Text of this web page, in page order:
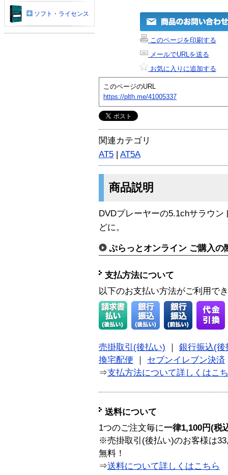
このページを印刷する
メールでURLを送る
お気に入りに追加する
このページのURL
https://plth.me/41005337
関連カテゴリ
AT5 | AT5A
商品説明
DVDプレーヤーの5.1chサラウ
どに。
ぷらっとオンライン ご購入の
支払方法について
以下のお支払い方法がご利用で
売掛取引(後払い)
銀行振込(後
換宅配便
セブンイレブン決済
⇒支払方法について詳しくはこ
送料について
1つのご注文毎に一律1,100円(税
※売掛取引(後払い)のお客様は
無料！
⇒送料について詳しくはこちら
ソフト・ライセンス